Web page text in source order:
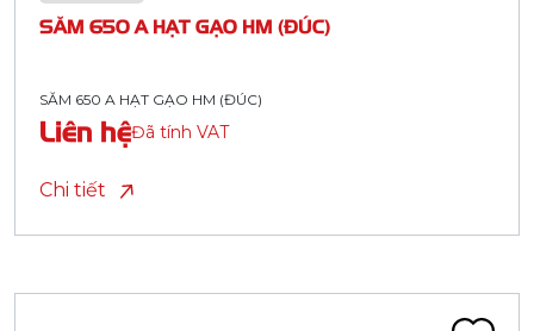
SĂM 650 A HẠT GẠO HM (ĐÚC)
SĂM 650 A HẠT GẠO HM (ĐÚC)
Liên hệĐã tính VAT
Chi tiết